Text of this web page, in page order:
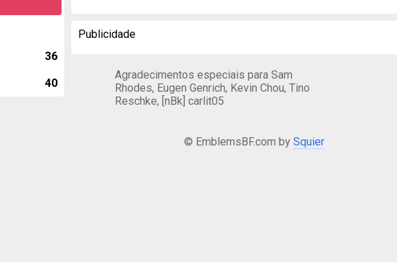
36
40
Publicidade
Agradecimentos especiais para Sam
Rhodes, Eugen Genrich, Kevin Chou, Tino
Reschke, [nBk] carlit05
© EmblemsBF.com by Squier